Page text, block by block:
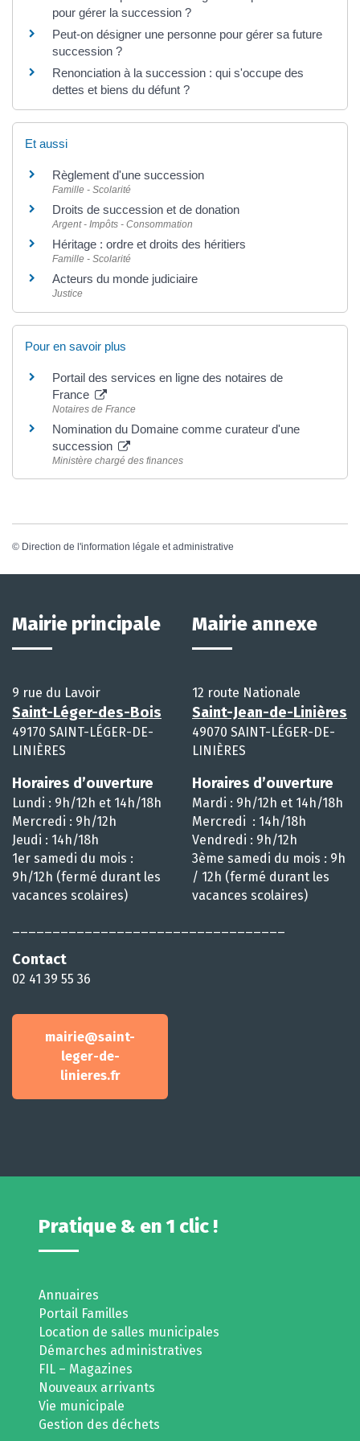
pour gérer la succession ?
Peut-on désigner une personne pour gérer sa future
succession ?
Renonciation à la succession : qui s'occupe des
dettes et biens du défunt ?
Et aussi
Règlement d'une succession
Famille - Scolarité
Droits de succession et de donation
Argent - Impôts - Consommation
Héritage : ordre et droits des héritiers
Famille - Scolarité
Acteurs du monde judiciaire
Justice
Pour en savoir plus
Portail des services en ligne des notaires de
France
Notaires de France
Nomination du Domaine comme curateur d'une
succession
Ministère chargé des finances
© Direction de l'information légale et administrative
Mairie principale
9 rue du Lavoir
Saint-Léger-des-Bois
49170 SAINT-LÉGER-DE-
LINIÈRES
Horaires d’ouverture
Lundi : 9h/12h et 14h/18h
Mercredi : 9h/12h
Jeudi : 14h/18h
1er samedi du mois :
9h/12h (fermé durant les
vacances scolaires)
Contact
02 41 39 55 36
mairie@saint-
leger-de-
linieres.fr
Mairie annexe
12 route Nationale
Saint-Jean-de-Linières
49070 SAINT-LÉGER-DE-
LINIÈRES
Horaires d’ouverture
Mardi : 9h/12h et 14h/18h
Mercredi : 14h/18h
Vendredi : 9h/12h
3ème samedi du mois : 9h
/ 12h (fermé durant les
vacances scolaires)
Pratique & en 1 clic !
Annuaires
Portail Familles
Location de salles municipales
Démarches administratives
FIL – Magazines
Nouveaux arrivants
Vie municipale
Gestion des déchets